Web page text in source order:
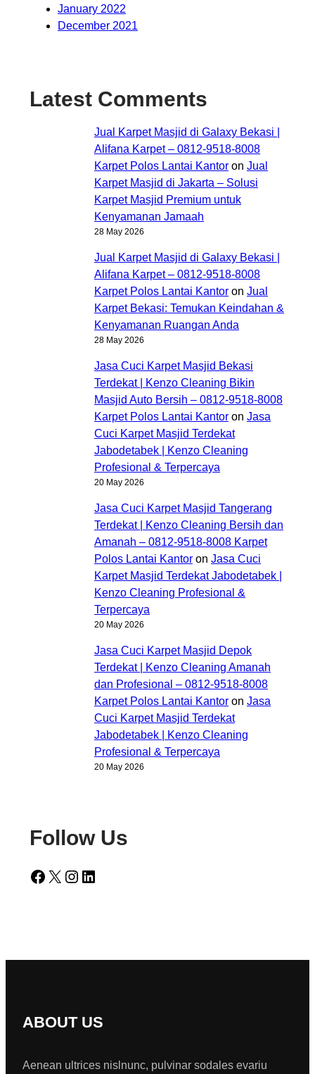
January 2022
December 2021
Latest Comments
Jual Karpet Masjid di Galaxy Bekasi |
Alifana Karpet – 0812-9518-8008
Karpet Polos Lantai Kantor on Jual
Karpet Masjid di Jakarta – Solusi
Karpet Masjid Premium untuk
Kenyamanan Jamaah
28 May 2026
Jual Karpet Masjid di Galaxy Bekasi |
Alifana Karpet – 0812-9518-8008
Karpet Polos Lantai Kantor on Jual
Karpet Bekasi: Temukan Keindahan &
Kenyamanan Ruangan Anda
28 May 2026
Jasa Cuci Karpet Masjid Bekasi
Terdekat | Kenzo Cleaning Bikin
Masjid Auto Bersih – 0812-9518-8008
Karpet Polos Lantai Kantor on Jasa
Cuci Karpet Masjid Terdekat
Jabodetabek | Kenzo Cleaning
Profesional & Terpercaya
20 May 2026
Jasa Cuci Karpet Masjid Tangerang
Terdekat | Kenzo Cleaning Bersih dan
Amanah – 0812-9518-8008 Karpet
Polos Lantai Kantor on Jasa Cuci
Karpet Masjid Terdekat Jabodetabek |
Kenzo Cleaning Profesional &
Terpercaya
20 May 2026
Jasa Cuci Karpet Masjid Depok
Terdekat | Kenzo Cleaning Amanah
dan Profesional – 0812-9518-8008
Karpet Polos Lantai Kantor on Jasa
Cuci Karpet Masjid Terdekat
Jabodetabek | Kenzo Cleaning
Profesional & Terpercaya
20 May 2026
Follow Us
Facebook X Instagram LinkedIn
ABOUT US
Aenean ultrices nislnunc, pulvinar sodales evariu